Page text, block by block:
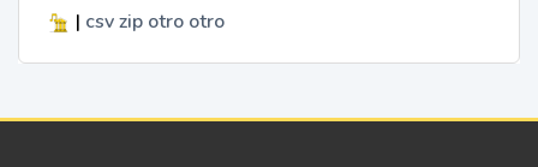
| csv zip otro otro